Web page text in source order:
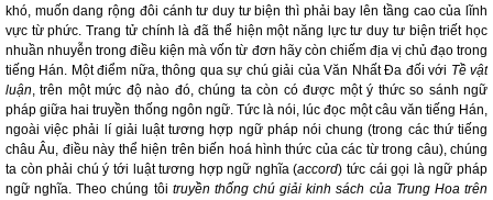
khó, muốn dang rộng đôi cánh tư duy tư biện thì phải bay lên tầng cao của lĩnh
vực từ phức. Trang tử chính là đã thể hiện một năng lực tư duy tư biện triết học
nhuần nhuyễn trong điều kiện mà vốn từ đơn hãy còn chiếm địa vị chủ đạo trong
tiếng Hán. Một điểm nữa, thông qua sự chú giải của Văn Nhất Đa đối với Tề vật
luận, trên một mức độ nào đó, chúng ta còn có được một ý thức so sánh ngữ
pháp giữa hai truyền thống ngôn ngữ. Tức là nói, lúc đọc một câu văn tiếng Hán,
ngoài việc phải lí giải luật tương hợp ngữ pháp nói chung (trong các thứ tiếng
châu Âu, điều này thể hiện trên biến hoá hình thức của các từ trong câu), chúng
ta còn phải chú ý tới luật tương hợp ngữ nghĩa (accord) tức cái gọi là ngữ pháp
ngữ nghĩa. Theo chúng tôi truyền thống chú giải kinh sách của Trung Hoa trên